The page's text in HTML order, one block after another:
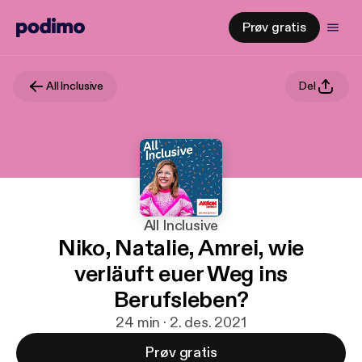
Prøv gratis
All Inclusive Del
All Inclusive
Niko, Natalie, Amrei, wie
verläuft euer Weg ins
Berufsleben?
24 min · 2. des. 2021
Prøv gratis